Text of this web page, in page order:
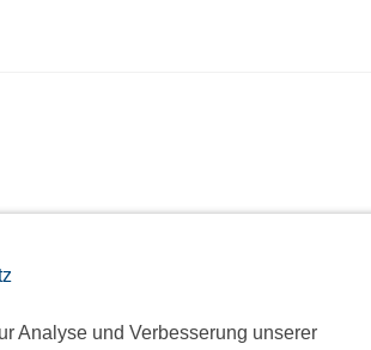
Analyse und Verbesserung unserer